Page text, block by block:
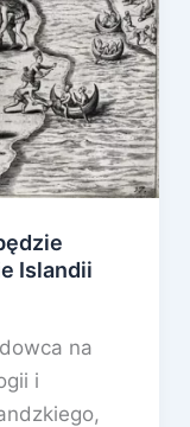
Islandii
na
i